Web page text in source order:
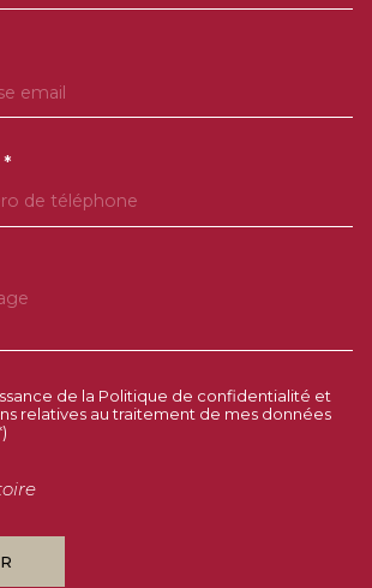
de la Politique de confidentialité et
relatives au traitement de mes données